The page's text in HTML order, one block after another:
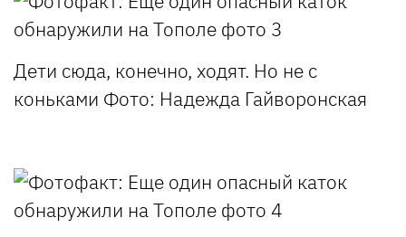
Дети сюда, конечно, ходят. Но не с
коньками Фото: Надежда Гайворонская